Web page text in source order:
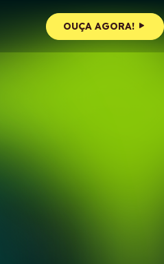
OUÇA AGORA!